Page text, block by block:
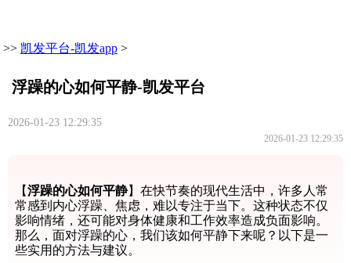
>> 凯发平台-凯发app >
浮躁的心如何平静-凯发平台
2026-01-23 12:29:35
2026-01-23 12:29:35
【浮躁的心如何平静】在快节奏的现代生活中，许多人常
常感到内心浮躁、焦虑，难以专注于当下。这种状态不仅
影响情绪，还可能对身体健康和工作效率造成负面影响。
那么，面对浮躁的心，我们该如何平静下来呢？以下是一
些实用的方法与建议。